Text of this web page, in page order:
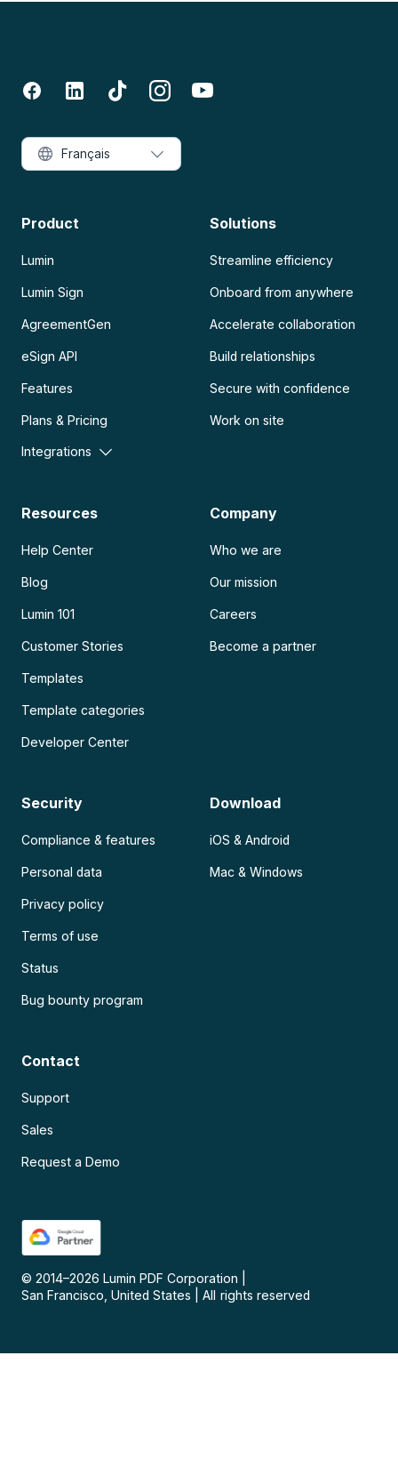
Product
Lumin
Lumin Sign
AgreementGen
eSign API
Features
Plans & Pricing
Integrations
Solutions
Streamline efficiency
Onboard from anywhere
Accelerate collaboration
Build relationships
Secure with confidence
Work on site
Resources
Help Center
Blog
Lumin 101
Customer Stories
Templates
Template categories
Developer Center
Company
Who we are
Our mission
Careers
Become a partner
Security
Compliance & features
Personal data
Privacy policy
Terms of use
Status
Bug bounty program
Download
iOS & Android
Mac & Windows
Contact
Support
Sales
Request a Demo
© 2014–2026 Lumin PDF Corporation
San Francisco, United States
All rights reserved
Français